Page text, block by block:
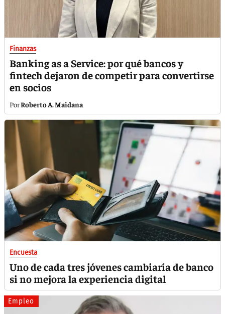
Finanzas
Banking as a Service: por qué bancos y
fintech dejaron de competir para convertirse
en socios
Roberto A. Maidana
Encuesta
Uno de cada tres jóvenes cambiaría de banco
si no mejora la experiencia digital
Empleo